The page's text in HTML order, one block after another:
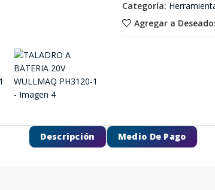
Agregar a
Categoría:
Descripción Medio De Pago